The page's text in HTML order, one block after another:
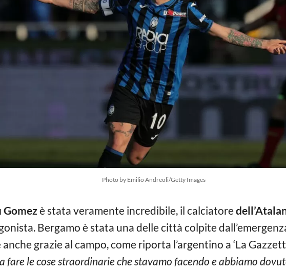
Photo by Emilio Andreoli/Getty Images
Gomezè stata veramente incredibile, il calciatore
Bergamo è stata una delle città colpite
grazie al campo, come riporta l’argentino a ‘La
fare le cose straordinarie che stavamo facendo e abbiamo